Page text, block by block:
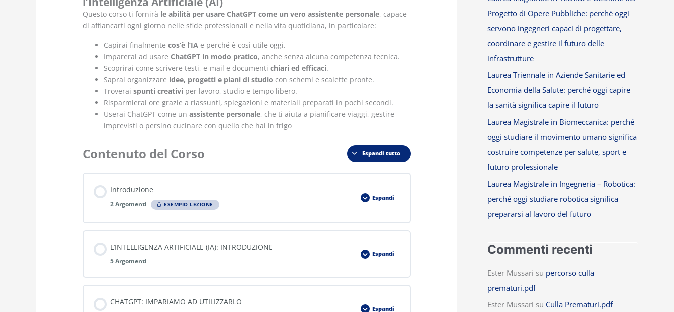
Questo corso ti fornirà le abilità per usare ChatGPT come un vero assistente personale, capace
di affiancarti ogni giorno nelle sfide professionali e nella vita quotidiana, in particolare:
Capirai finalmentecos’è l’IA e perché è così utile oggi.
Imparerai ad usare ChatGPT in modo pratico, anche senza alcuna competenza tecnica.
Scoprirai come scrivere testi, e-mail e documentichiari ed efficaci.
Saprai organizzare idee, progetti e piani di studio con schemi e scalette pronte.
Troveraispunti creativi per lavoro, studio e tempo libero.
Risparmierai ore grazie a riassunti, spiegazioni e materiali preparati in pochi secondi.
Userai ChatGPT come unassistente personale, che ti aiuta a pianificare viaggi, gestire
imprevisti o persino cucinare con quello che hai in frigo
Contenuto del Corso Espandi tutto
Introduzione
2 Argomenti ESEMPIO LEZIONE
Espandi
L’INTELLIGENZA ARTIFICIALE (IA): INTRODUZIONE
5 Argomenti
Espandi
CHATGPT: IMPARIAMO AD UTILIZZARLO
Espandi
Progetto di Opere Pubbliche: perché oggi
servono ingegneri capaci di progettare,
coordinare e gestire il futuro delle
infrastrutture
Laurea Triennale in Aziende Sanitarie ed
Economia della Salute: perché oggi capire
la sanità significa capire il futuro
Laurea Magistrale in Biomeccanica: perché
oggi studiare il movimento umano significa
costruire competenze per salute, sport e
futuro professionale
Laurea Magistrale in Ingegneria – Robotica:
perché oggi studiare robotica significa
prepararsi al lavoro del futuro
Commenti recenti
Ester Mussari su percorso culla
prematuri.pdf
Ester Mussari su Culla Prematuri.pdf